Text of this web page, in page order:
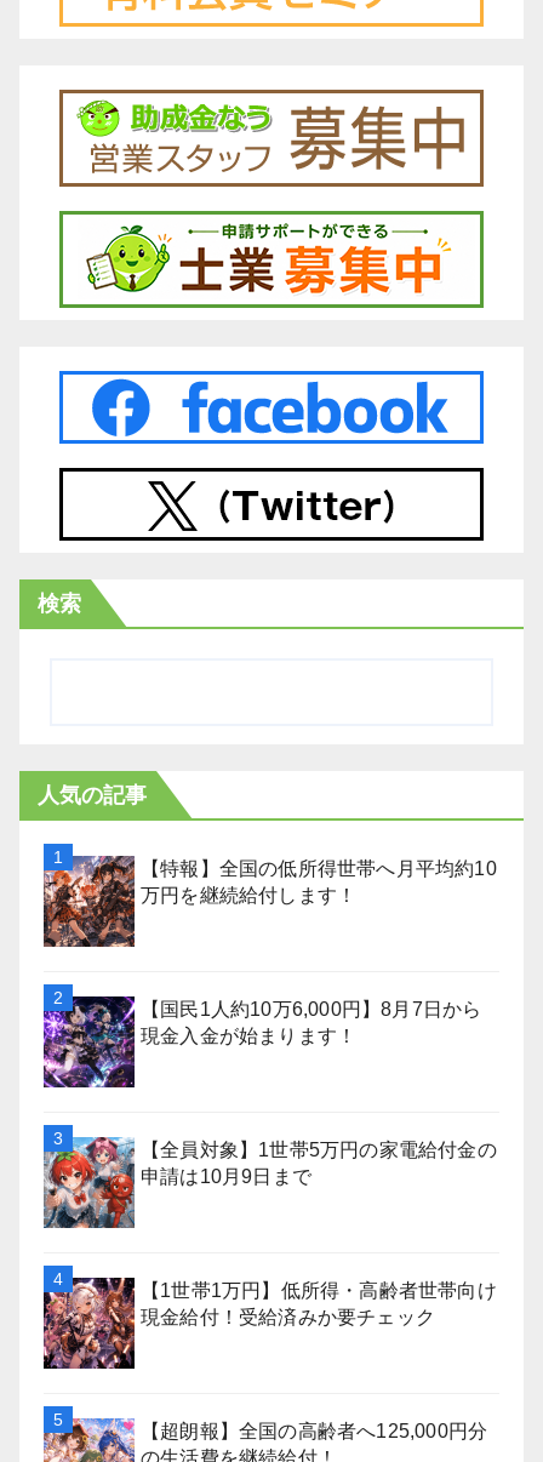
検索
人気の記事
【特報】全国の低所得世帯へ月平均約10
万円を継続給付します！
【国民1人約10万6,000円】8月7日から
現金入金が始まります！
【全員対象】1世帯5万円の家電給付金の
申請は10月9日まで
【1世帯1万円】低所得・高齢者世帯向け
現金給付！受給済みか要チェック
【超朗報】全国の高齢者へ125,000円分
の生活費を継続給付！